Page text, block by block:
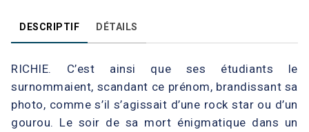
DESCRIPTIF DÉTAILS
RICHIE. C’est ainsi que ses étudiants le
surnommaient, scandant ce prénom, brandissant sa
photo, comme s’il s’agissait d’une rock star ou d’un
gourou. Le soir de sa mort énigmatique dans un